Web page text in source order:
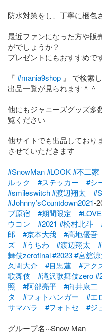
防水対策をし、丁寧に梱包
最近ファンになった方や販
がでしょうか？
プレゼントにもおすすめで
『 #mania9shop 』 で検索
出品一覧が見られます＾＾
他にもジャニーズグッズ多
覧ください
他サイトでも出品しており
させていただきます
#SnowMan#LOOK#不二家
ルック
#ステッカー #シ
#smileswitch#渡辺翔太
#Johnny’sCountdown2021-
ブ原宿
#期間限定
ウコン
#2021 #松村北斗
郎
#京本大我 #高地優吾
ズ
#うちわ #渡辺翔太
舞伎zerofinal#2023#宮舘涼
久間大介
#目黒蓮 #アク
歌舞伎
#滝沢歌舞伎zero
照
#阿部亮平 #向井康二
タ
#フォトハンガー #エ
サマパラ
#フォトセ
#ジ
グループ名···Snow Man